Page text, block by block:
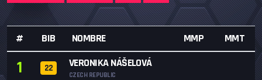
# BIB NOMBRE MMP MMT
1 22 VERONIKA NÁŠELOVÁ
CZECH REPUBLIC